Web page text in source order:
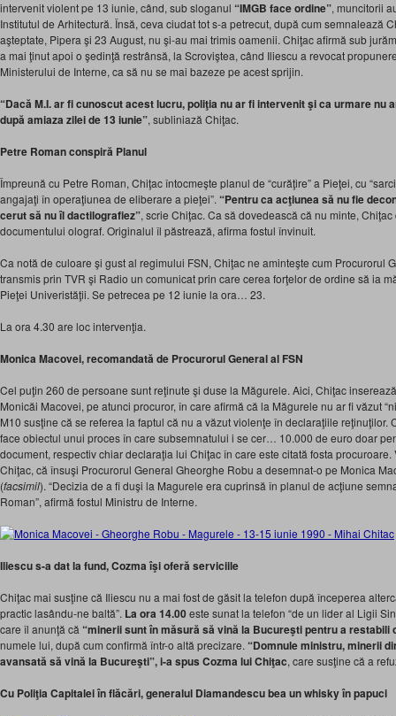
intervenit violent pe 13 iunie, când, sub sloganul “IMGB face ordine”, muncitorii
Institutul de Arhitectură. Însă, ceva ciudat tot s-a petrecut, după cum semnalează
aşteptate, Pipera şi 23 August, nu şi-au mai trimis oamenii. Chiţac afirmă sub
a mai ţinut apoi o şedinţă restrânsă, la Scroviştea, când Iliescu a revocat
Ministerului de Interne, ca să nu se mai bazeze pe acest sprijin.
“Dacă M.I. ar fi cunoscut acest lucru, poliţia nu ar fi intervenit şi ca urmare nu
după amiaza zilei de 13 iunie”, subliniază Chiţac.
Petre Roman conspiră Planul
Împreună cu Petre Roman, Chiţac întocmeşte planul de “curăţire” a Pieţei, cu
angajaţi în operaţiunea de eliberare a pieţei”. “Pentru ca acţiunea să nu fie
cerut să nu îl dactilografiez”, scrie Chiţac. Ca să dovedească că nu minte,
documentului olograf. Originalul îl păstrează, afirma fostul învinuit.
Ca notă de culoare şi gust al regimului FSN, Chiţac ne aminteşte cum Procurorul
transmis prin TVR şi Radio un comunicat prin care cerea forţelor de ordine să ia
Pieţei Univeristăţii. Se petrecea pe 12 iunie la ora… 23.
La ora 4.30 are loc intervenţia.
Monica Macovei, recomandată de Procurorul General al FSN
Cel puţin 260 de persoane sunt reţinute şi duse la Măgurele. Aici, Chiţac
Monicăi Macovei, pe atunci procuror, în care afirmă că la Măgurele nu ar fi văzut
M10 susţine că se referea la faptul că nu a văzut violenţe în declaraţiile reţinuţilor.
face obiectul unui proces în care subsemnatului i se cer… 10.000 de euro doar
document, respectiv chiar declaraţia lui Chiţac în care este citată fosta
Chiţac, că însuşi Procurorul General Gheorghe Robu a desemnat-o pe Monica
(facsimil). “Decizia de a fi duşi la Magurele era cuprinsă în planul de acţiune
Roman”, afirmă fostul Ministru de Interne.
Iliescu s-a dat la fund, Cozma îşi oferă serviciile
Chiţac mai susţine că Iliescu nu a mai fost de găsit la telefon după începerea
practic lasându-ne baltă”. La ora 14.00este sunat la telefon “de un lider al Ligii
care îl anunţă că “minerii sunt în măsură să vină la Bucureşti pentru a restabili
numele lui, după cum confirmă într-o altă precizare. “Domnule ministru, minerii
avansată să vină la Bucureşti”, i-a spus Cozma lui Chiţac, care susţine că a
Cu Poliţia Capitalei în flăcări, generalul Diamandescu bea un whisky în papuci